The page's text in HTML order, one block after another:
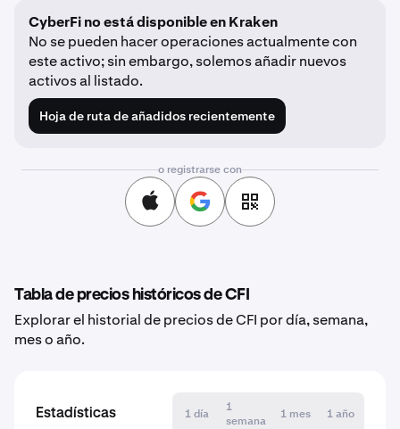
CyberFi no está disponible en Kraken
No se pueden hacer operaciones actualmente con
este activo; sin embargo, solemos añadir nuevos
activos al listado.
Hoja de ruta de añadidos recientemente
o registrarse con
Tabla de precios históricos de CFI
Explorar el historial de precios de CFI por día, semana,
mes o año.
Estadísticas 1 día
1
semana
1 mes 1 año